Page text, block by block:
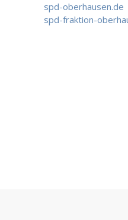
spd-oberhausen.de
spd-fraktion-